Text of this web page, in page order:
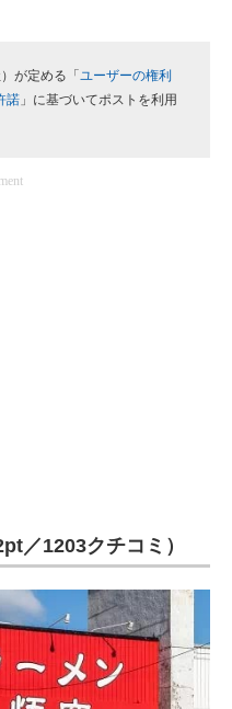
が定める「 ユーザーの権利
諾 」に基づいてポストを利用
／1203クチコミ）